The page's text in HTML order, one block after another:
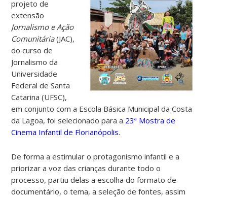
projeto de
extensão
Jornalismo e Ação
Comunitária(JAC),
do curso de
Jornalismo da
Universidade
Federal de Santa
Catarina (UFSC),
em conjunto com a Escola Básica Municipal da Costa
da Lagoa, foi selecionado para a 23ª Mostra de
Cinema Infantil de Florianópolis.
De forma a estimular o protagonismo infantil e a
priorizar a voz das crianças durante todo o
processo, partiu delas a escolha do formato de
documentário, o tema, a seleção de fontes, assim